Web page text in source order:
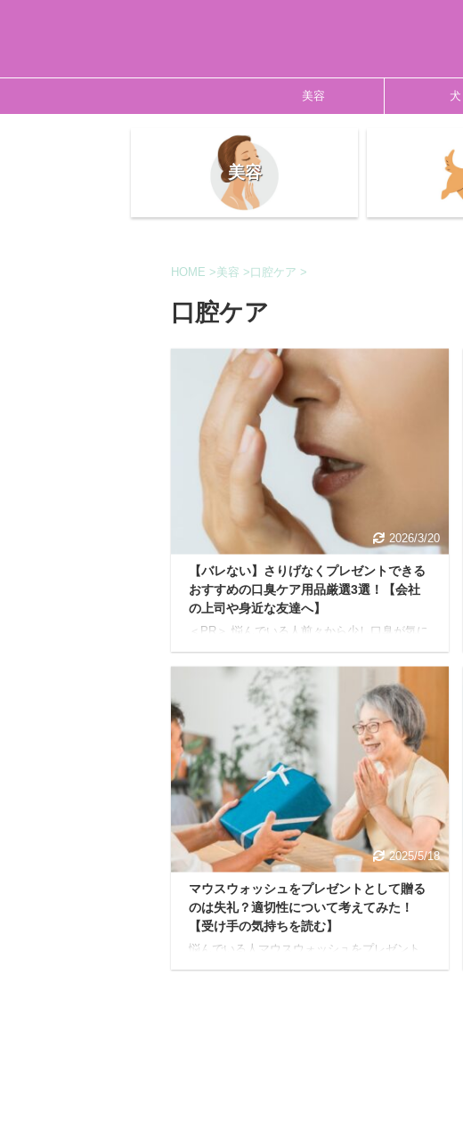
美容 犬
美容
HOME >美容 >口腔ケア >
口腔ケア
2026/3/20
【バレない】さりげなくプレゼントできる
おすすめの口臭ケア用品厳選3選！【会社
の上司や身近な友達へ】
＜PR＞ 悩んでいる人前々から少し口臭が気に
し、正直に言って嫌な気持ちにさせるのは絶
対に避けたい...遠回しにバレない口臭ケア商品
があったらなあ... 会社の上司や身近な友達な
ど、親しい間柄だからこそ、そう感じてしま
う瞬間ってありますよね。 口臭ケアといえば
マウスウォッシュが代表例としてあげられま
すが、これを渡してしまうと「あなたの口臭
が気になる」とダイレクトに伝えてしまうよ
うなもの。 悩んでいる人かといって見て見ぬ
ふりをするのも、なんだかもやもやする…。
そんな時 ...
2025/5/18
マウスウォッシュをプレゼントとして贈る
のは失礼？適切性について考えてみた！
【受け手の気持ちを読む】
悩んでいる人マウスウォッシュをプレゼント